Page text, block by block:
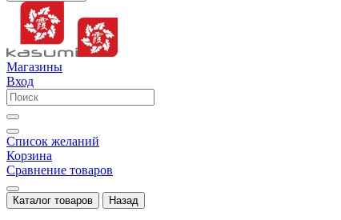
Магазины
Вход
Список желаний
Корзина
Сравнение товаров
Каталог товаров Назад